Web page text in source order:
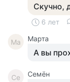
Скучно,
6 лет
Ма Марта
А вы
Се Семён